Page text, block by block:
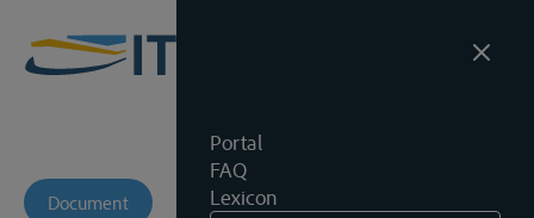
Portal
FAQ
Lexicon
Document